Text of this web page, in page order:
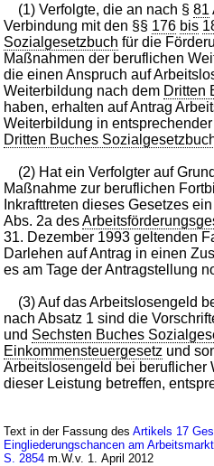
11 weitere Fassungen
|
wird in 33 Vorschriften zitiert
Zweiter Abschnitt Bevorzugte
Umschulung
(1) Verfolgte, die an nach §81
Verbindung mit den §§ 176 bis
Sozialgesetzbuch für die
Maßnahmen der beruflichen
die einen Anspruch auf
Weiterbildung nach dem Dritten
haben, erhalten auf Antrag
Weiterbildung in
Dritten Buches
(2) Hat ein Verfolgter auf
Maßnahme zur beruflichen
Inkrafttreten dieses Gesetzes
Abs. 2a des
31. Dezember 1993 geltenden
Darlehen auf Antrag in einen
es am Tage der Antragstellung
(3) Auf das Arbeitslosengeld
nach Absatz 1 sind die
und Sechsten Buches
Einkommensteuergesetz und
Arbeitslosengeld bei beruflicher
dieser Leistung betreffen,
Text in der Fassung desArtikels 17
Eingliederungschancen am
S. 2854 m.W.v. 1. April 2012